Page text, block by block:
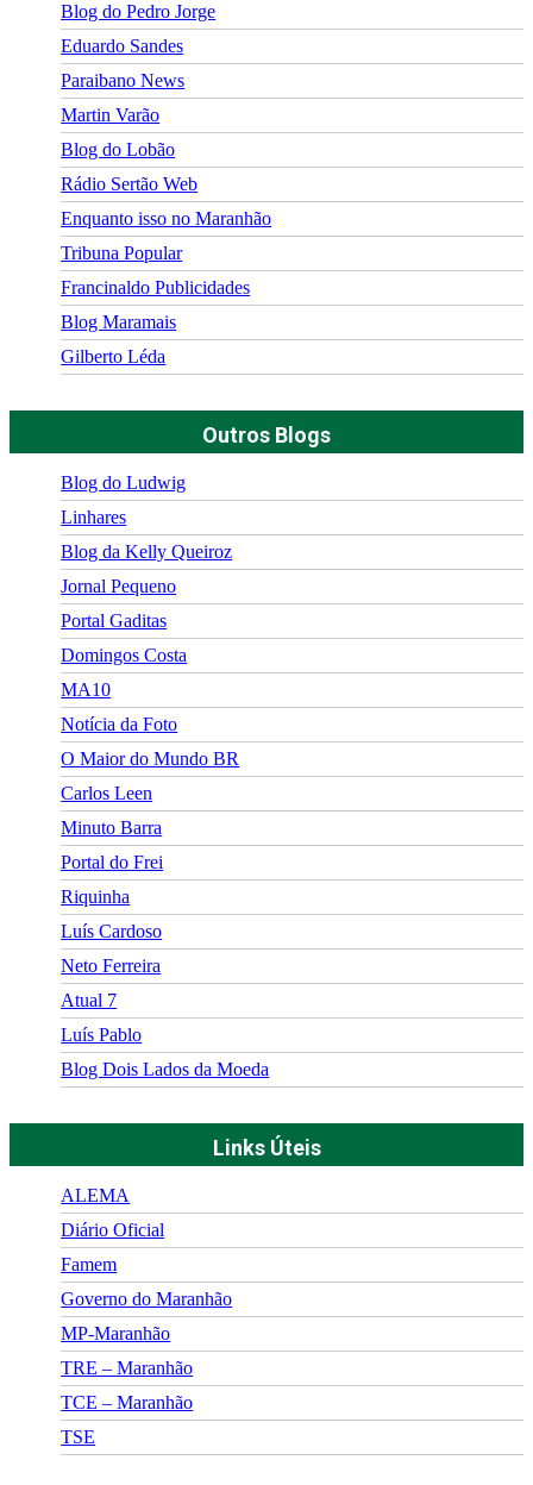
Blog do Pedro Jorge
Eduardo Sandes
Paraibano News
Martin Varão
Blog do Lobão
Rádio Sertão Web
Enquanto isso no Maranhão
Tribuna Popular
Francinaldo Publicidades
Blog Maramais
Gilberto Léda
Outros Blogs
Blog do Ludwig
Linhares
Blog da Kelly Queiroz
Jornal Pequeno
Portal Gaditas
Domingos Costa
MA10
Notícia da Foto
O Maior do Mundo BR
Carlos Leen
Minuto Barra
Portal do Frei
Riquinha
Luís Cardoso
Neto Ferreira
Atual 7
Luís Pablo
Blog Dois Lados da Moeda
Links Úteis
ALEMA
Diário Oficial
Famem
Governo do Maranhão
MP-Maranhão
TRE – Maranhão
TCE – Maranhão
TSE